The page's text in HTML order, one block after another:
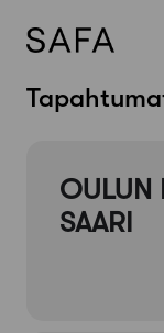
Skip
OULUN
SAARI